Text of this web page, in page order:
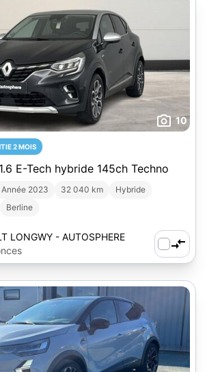
10
2 MOIS
E-Tech hybride 145ch Techno
Année 2023 32 040 km
Hybride
Berline
LONGWY - AUTOSPHERE